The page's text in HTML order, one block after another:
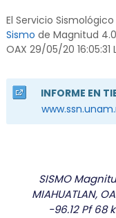
El Servicio
Sismo de Magnitud 4.0
OAX 29/05/20 16:05:31
INFORME EN
SISMO
MIAHUATLAN,
-96.12 Pf 68